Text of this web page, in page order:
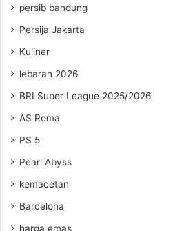
persib bandung
Persija Jakarta
Kuliner
lebaran 2026
BRI Super League 2025/2026
AS Roma
PS 5
Pearl Abyss
kemacetan
Barcelona
harga emas